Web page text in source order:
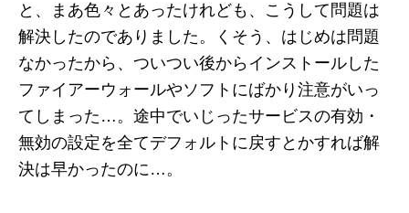
と、まあ色々とあったけれども、こうして問題は
解決したのでありました。くそう、はじめは問題
なかったから、ついつい後からインストールした
ファイアーウォールやソフトにばかり注意がいっ
てしまった…。途中でいじったサービスの有効・
無効の設定を全てデフォルトに戻すとかすれば解
決は早かったのに…。